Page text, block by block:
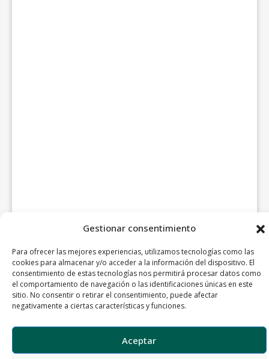
Gestionar consentimiento
Para ofrecer las mejores experiencias, utilizamos tecnologías como las
cookies para almacenar y/o acceder a la información del dispositivo. El
consentimiento de estas tecnologías nos permitirá procesar datos como
el comportamiento de navegación o las identificaciones únicas en este
sitio. No consentir o retirar el consentimiento, puede afectar
negativamente a ciertas características y funciones.
Aceptar